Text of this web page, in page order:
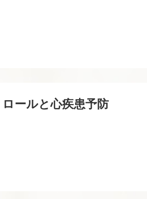
ールと心疾患予防